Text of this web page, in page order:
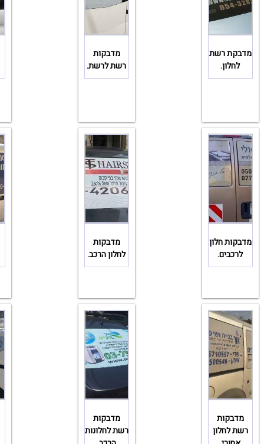
מדבקת רשת
לחלון.
מדבקות
רשת לרשת.
מדבקות חלון
לרכבים.
מדבקות
לחלון הרכב.
מדבקות
רשת לחלון
מדבקות
רשת לחלונות